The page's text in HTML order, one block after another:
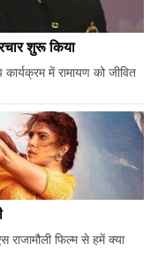
शुरू किया
में रामायण को जीवित
राजामौली फिल्म से हमें क्या